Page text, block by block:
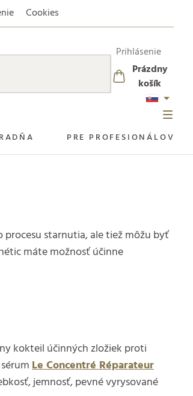
Cookies
Prihlásenie
NÁKUPNÝ
KOŠÍK
Prázdny
košík
PRE PROFESIONÁLOV
procesu starnutia, ale tiež môžu byť
máte možnosť účinne
kokteil účinných zložiek proti
Le Concentré Réparateur
jemnosť, pevné vyrysované